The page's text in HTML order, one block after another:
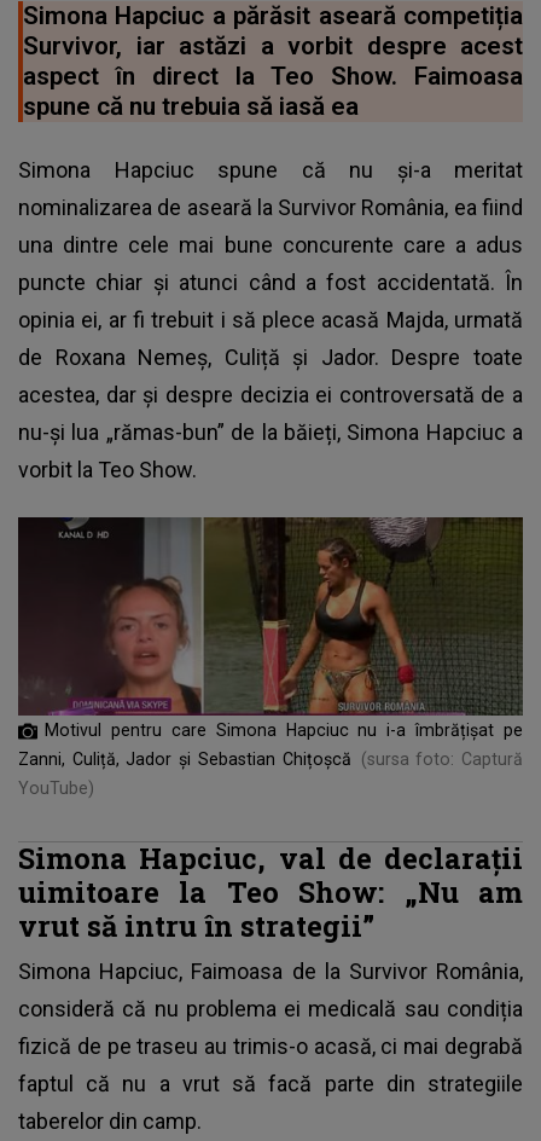
Simona Hapciuc a părăsit aseară competiția
Survivor, iar astăzi a vorbit despre acest
aspect în direct la Teo Show. Faimoasa
spune că nu trebuia să iasă ea
Simona Hapciuc spune că nu și-a meritat
nominalizarea de aseară la Survivor România, ea fiind
una dintre cele mai bune concurente care a adus
puncte chiar și atunci când a fost accidentată. În
opinia ei, ar fi trebuit i să plece acasă Majda, urmată
de Roxana Nemeș, Culiță și Jador. Despre toate
acestea, dar și despre decizia ei controversată de a
nu-și lua „rămas-bun” de la băieți, Simona Hapciuc a
vorbit la Teo Show.
Motivul pentru care Simona Hapciuc nu i-a îmbrățișat pe
Zanni, Culiță, Jador și Sebastian Chițoșcă
(sursa foto: Captură
YouTube)
Simona Hapciuc, val de declarații
uimitoare la Teo Show: „Nu am
vrut să intru în strategii”
Simona Hapciuc, Faimoasa de la Survivor România,
consideră că nu problema ei medicală sau condiția
fizică de pe traseu au trimis-o acasă, ci mai degrabă
faptul că nu a vrut să facă parte din strategiile
taberelor din camp.